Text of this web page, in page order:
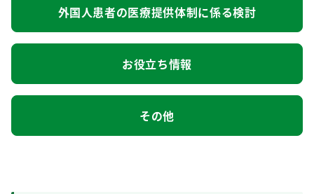
外国人患者の医療提供体制に係る検討
お役立ち情報
その他